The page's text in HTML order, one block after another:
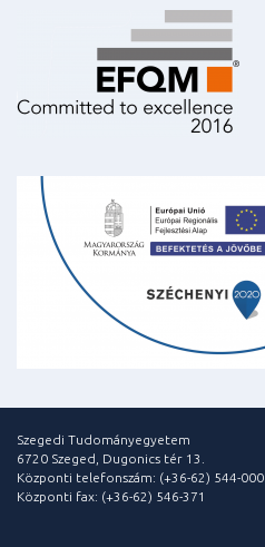
Szegedi Tudományegyetem
6720 Szeged, Dugonics tér 13.
Központi telefonszám: (+36-62) 544-000
Központi fax: (+36-62) 546-371